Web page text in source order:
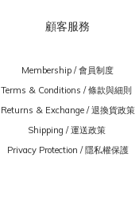
顧客服務
Membership / 會員制度
Terms & Conditions / 條款與細則
Returns & Exchange / 退換貨政策
Shipping / 運送政策
Privacy Protection / 隱私權保護